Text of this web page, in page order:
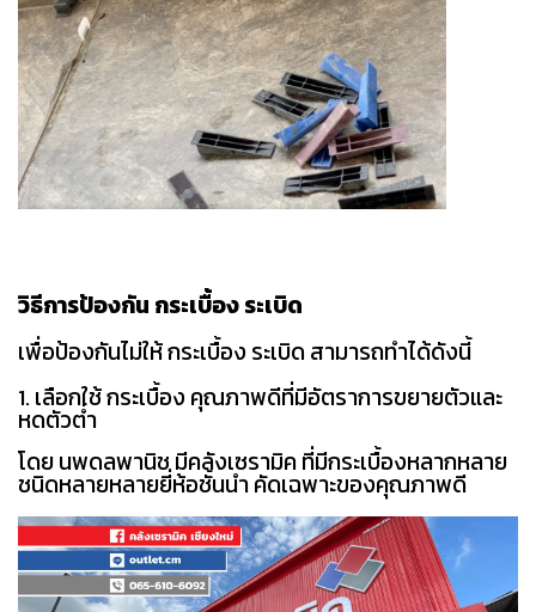
วิธีการป้องกัน กระเบื้อง ระเบิด
เพื่อป้องกันไม่ให้ กระเบื้อง ระเบิด สามารถทำได้ดังนี้
1. เลือกใช้ กระเบื้อง คุณภาพดีที่มีอัตราการขยายตัวและ
หดตัวต่ำ
โดย นพดลพานิช มีคลังเซรามิค ที่มีกระเบื้องหลากหลาย
ชนิดหลายหลายยี่ห้อชั้นนำ คัดเฉพาะของคุณภาพดี